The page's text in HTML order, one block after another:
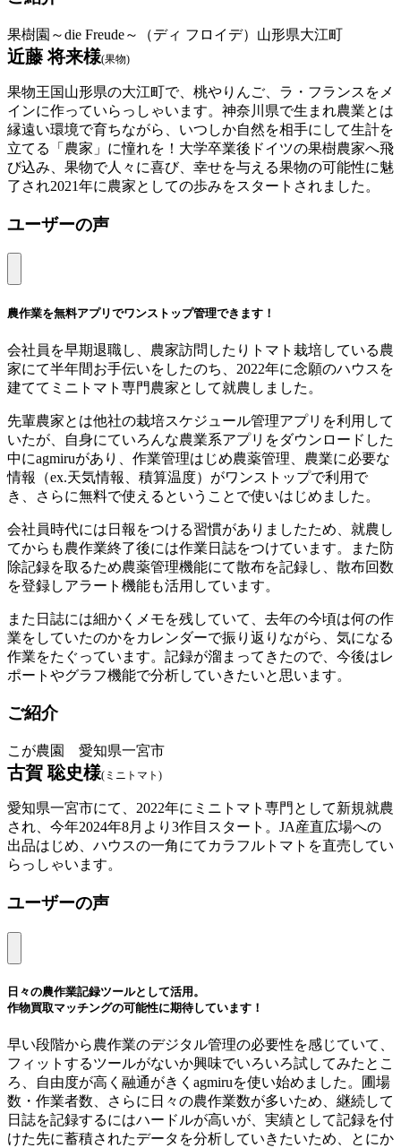
果樹園～die Freude～（ディ フロイデ）山形県大江町
近藤 将来様(果物)
果物王国山形県の大江町で、桃やりんご、ラ・フランスをメ
インに作っていらっしゃいます。神奈川県で生まれ農業とは
縁遠い環境で育ちながら、いつしか自然を相手にして生計を
立てる「農家」に憧れを！大学卒業後ドイツの果樹農家へ飛
び込み、果物で人々に喜び、幸せを与える果物の可能性に魅
了され2021年に農家としての歩みをスタートされました。
ユーザーの声
農作業を無料アプリでワンストップ管理できます！
会社員を早期退職し、農家訪問したりトマト栽培している農
家にて半年間お手伝いをしたのち、2022年に念願のハウスを
建ててミニトマト専門農家として就農しました。
先輩農家とは他社の栽培スケジュール管理アプリを利用して
いたが、自身にていろんな農業系アプリをダウンロードした
中にagmiruがあり、作業管理はじめ農薬管理、農業に必要な
情報（ex.天気情報、積算温度）がワンストップで利用で
き、さらに無料で使えるということで使いはじめました。
会社員時代には日報をつける習慣がありましたため、就農し
てからも農作業終了後には作業日誌をつけています。また防
除記録を取るため農薬管理機能にて散布を記録し、散布回数
を登録しアラート機能も活用しています。
また日誌には細かくメモを残していて、去年の今頃は何の作
業をしていたのかをカレンダーで振り返りながら、気になる
作業をたぐっています。記録が溜まってきたので、今後はレ
ポートやグラフ機能で分析していきたいと思います。
ご紹介
こが農園 愛知県一宮市
古賀 聡史様(ミニトマト)
愛知県一宮市にて、2022年にミニトマト専門として新規就農
され、今年2024年8月より3作目スタート。JA産直広場への
出品はじめ、ハウスの一角にてカラフルトマトを直売してい
らっしゃいます。
ユーザーの声
日々の農作業記録ツールとして活用。
作物買取マッチングの可能性に期待しています！
早い段階から農作業のデジタル管理の必要性を感じていて、
フィットするツールがないか興味でいろいろ試してみたとこ
ろ、自由度が高く融通がきくagmiruを使い始めました。圃場
数・作業者数、さらに日々の農作業数が多いため、継続して
日誌を記録するにはハードルが高いが、実績として記録を付
けた先に蓄積されたデータを分析していきたいため、とにか